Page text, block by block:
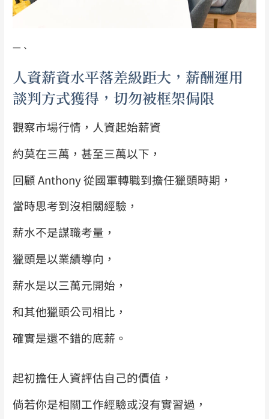
一、
人資薪資水平落差級距大，薪酬運用
談判方式獲得，切勿被框架侷限
觀察市場行情，人資起始薪資
約莫在三萬，甚至三萬以下，
回顧Anthony從國軍轉職到擔任獵頭時期，
當時思考到沒相關經驗，
薪水不是謀職考量，
獵頭是以業績導向，
薪水是以三萬元開始，
和其他獵頭公司相比，
確實是還不錯的底薪。
起初擔任人資評估自己的價值，
倘若你是相關工作經驗或沒有實習過，